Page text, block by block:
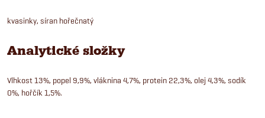
kvasinky, síran hořečnatý
Analytické složky
Vlhkost 13%, popel 9,9%, vláknina 4,7%, protein 22,3%, olej 4,3%, sodík
0%, hořčík 1,5%.